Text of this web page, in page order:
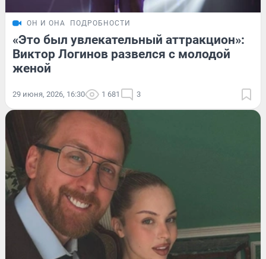
ОН И ОНА ПОДРОБНОСТИ
«Это был увлекательный аттракцион»:
Виктор Логинов развелся с молодой
женой
29 июня, 2026, 16:30 1 681 3